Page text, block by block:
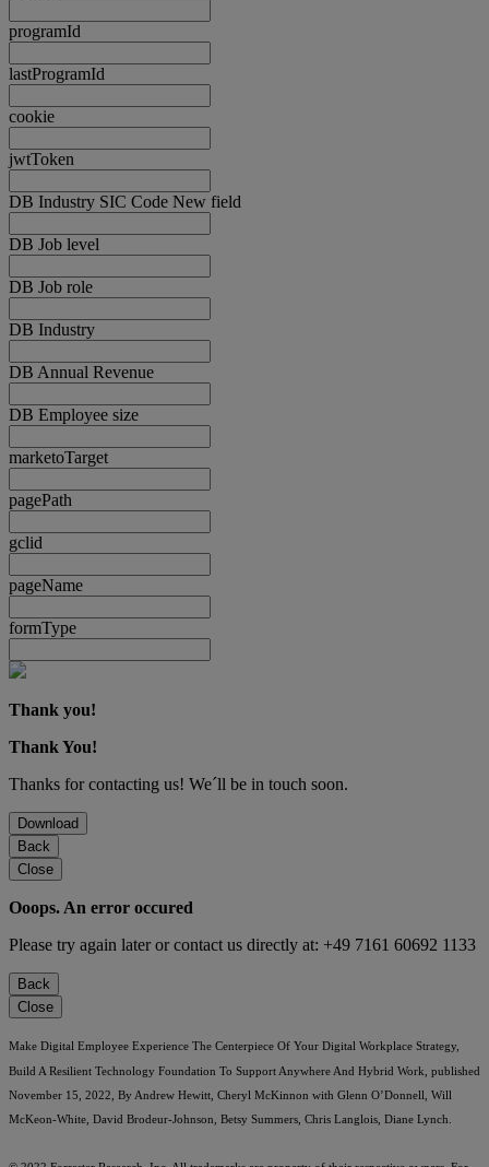
programId
lastProgramId
cookie
jwtToken
DB Industry SIC Code New field
DB Job level
DB Job role
DB Industry
DB Annual Revenue
DB Employee size
marketoTarget
pagePath
gclid
pageName
formType
Thank you!
Thank You!
Thanks for contacting us! We´ll be in touch soon.
Download
Back
Close
Ooops. An error occured
Please try again later or contact us directly at: +49 7161 60692 1133
Back
Close
Make Digital Employee Experience The Centerpiece Of Your Digital Workplace Strategy,
Build A Resilient Technology Foundation To Support Anywhere And Hybrid Work, published
November 15, 2022, By Andrew Hewitt, Cheryl McKinnon with Glenn O’Donnell, Will
McKeon-White, David Brodeur-Johnson, Betsy Summers, Chris Langlois, Diane Lynch.